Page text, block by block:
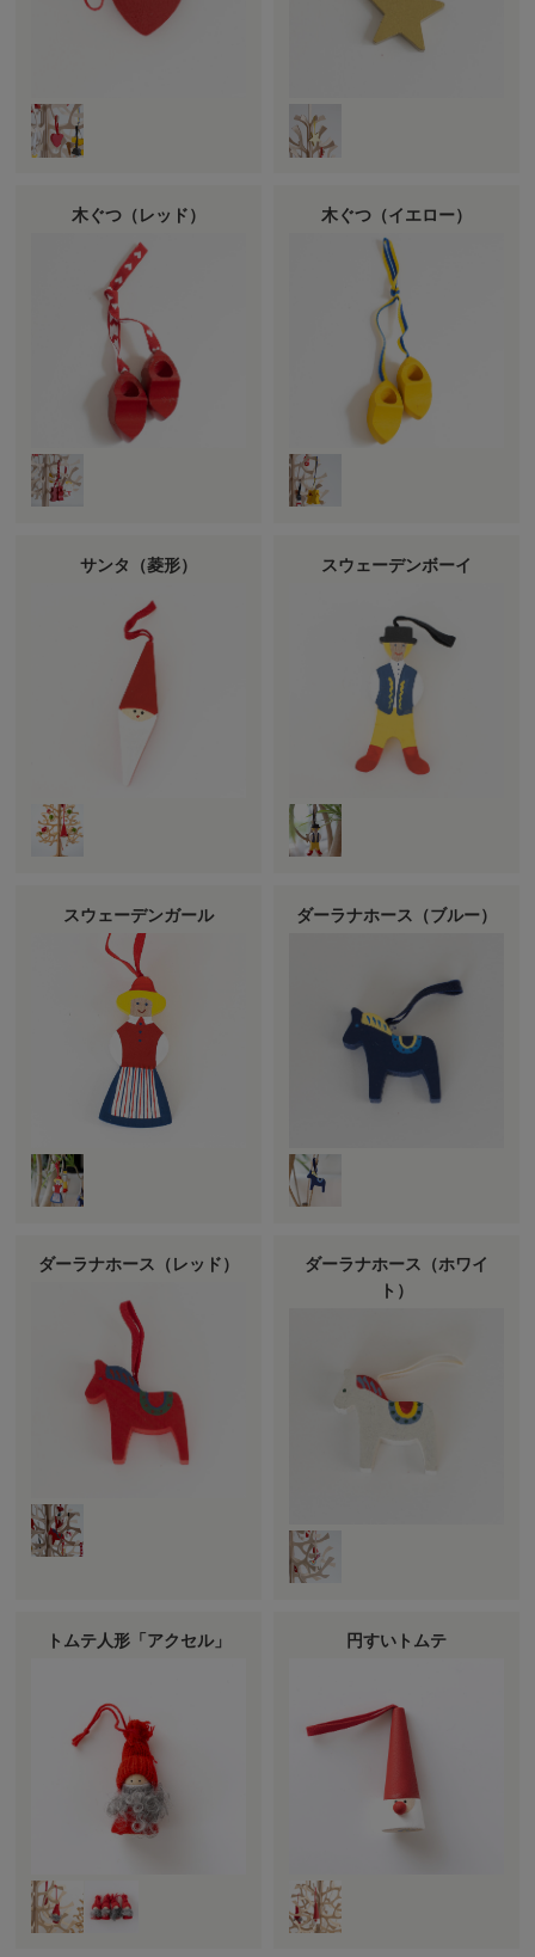
木ぐつ（レッド） 木ぐつ（イエロー）
サンタ（菱形） スウェーデンボーイ
スウェーデンガール ダーラナホース（ブルー）
ダーラナホース（レッド）
ダーラナホース（ホワイ
ト）
トムテ人形「アクセル」 円すいトムテ